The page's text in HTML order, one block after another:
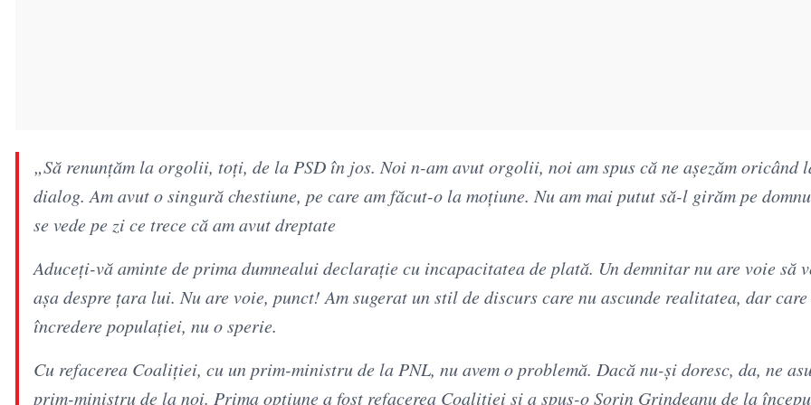
„Să renunțăm la orgolii, toți, de la PSD în jos. Noi n-am avut orgolii, noi am spus că ne așezăm oricând
dialog. Am avut o singură chestiune, pe care am făcut-o la moțiune. Nu am mai putut să-l girăm pe
se vede pe zi ce trece că am avut dreptate
Aduceți-vă aminte de prima dumnealui declarație cu incapacitatea de plată. Un demnitar nu are voie să
așa despre țara lui. Nu are voie, punct! Am sugerat un stil de discurs care nu ascunde realitatea, dar
încredere populației, nu o sperie.
Cu refacerea Coaliției, cu un prim-ministru de la PNL, nu avem o problemă. Dacă nu-și doresc, da, ne
prim-ministru de la noi. Prima opțiune a fost refacerea Coaliției și a spus-o Sorin Grindeanu de la